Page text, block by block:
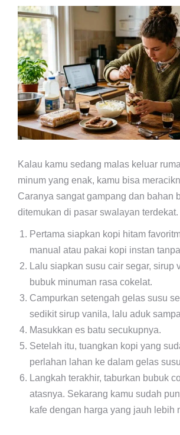
Kalau kamu sedang malas keluar
minum yang enak, kamu bisa
Caranya sangat gampang dan bahan
ditemukan di pasar swalayan terdekat.
Pertama siapkan kopi hitam
manual atau pakai kopi instan
Lalu siapkan susu cair segar, sirup
bubuk minuman rasa cokelat.
Campurkan setengah gelas susu
sedikit sirup vanila, lalu aduk
Masukkan es batu secukupnya.
Setelah itu, tuangkan kopi yang
perlahan lahan ke dalam gelas
Langkah terakhir, taburkan bubuk
atasnya. Sekarang kamu sudah
kafe dengan harga yang jauh lebih